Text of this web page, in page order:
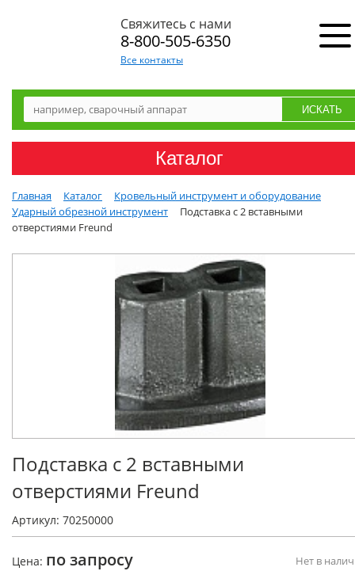
Свяжитесь с нами
8-800-505-6350
Все контакты
Каталог
Главная Каталог
Кровельный инструмент и оборудование
Ударный обрезной инструмент
Подставка с 2 вставными
отверстиями Freund
Подставка с 2 вставными
отверстиями Freund
Артикул: 70250000
Цена: по запросу Нет в